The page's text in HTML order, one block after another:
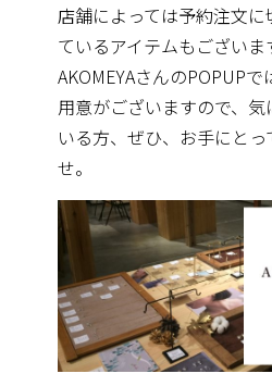
店舗によっては予約注文に
ているアイテムもございま
AKOMEYAさんのPOPUP
用意がございますので、
いる方、ぜひ、お手にと
せ。